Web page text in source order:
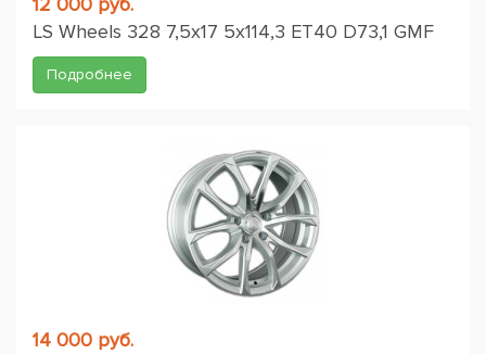
LS Wheels 328 7,5x17 5x114,3 ET40 D73,1 GMF
Подробнее
14 000 руб.